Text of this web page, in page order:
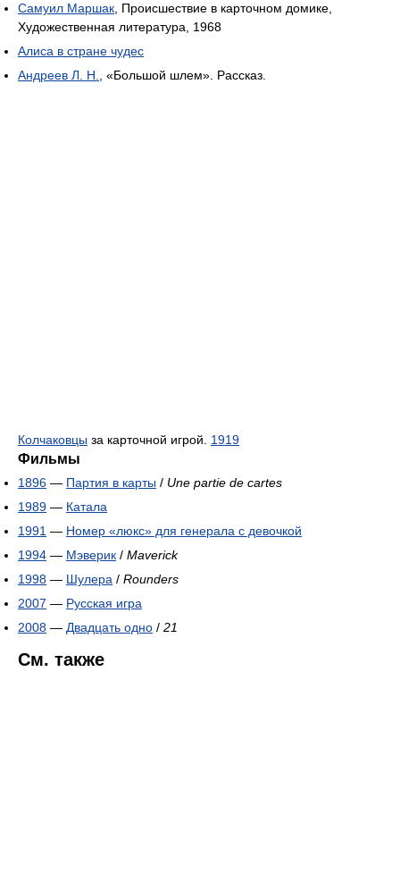
Самуил Маршак , Происшествие в карточном домике,
Художественная литература, 1968
Алиса в стране чудес
Андреев Л. Н.
, «Большой шлем». Рассказ.
Колчаковцы за карточной игрой. 1919
Фильмы
1896 — Партия в карты / Une partie de cartes
1989 — Катала
1991 — Номер «люкс» для генерала с девочкой
1994 — Мэверик / Maverick
1998 — Шулера / Rounders
2007 — Русская игра
2008 — Двадцать одно / 21
См. также